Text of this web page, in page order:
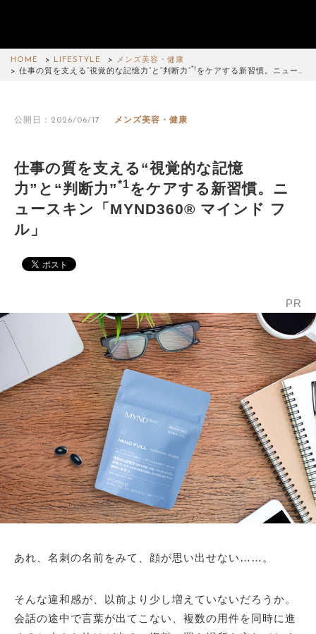
HOME LIFESTYLE
メンズ美容・健康
仕事の質を支える“視覚的な記憶力”と“判断力”
*1 をケアする新習慣。ニュー…
公開日：2026/06/17 メンズ美容・健康
仕事の質を支える“視覚的な記憶
力”と“判断力”*1をケアする新習慣。ニ
ュースキン「MYND360® マインド フ
ル」
PR
あれ、名刺の名前をみて、顔が思い出せない……。
そんな違和感が、以前より少し増えていないだろうか。
会話の途中で言葉が出てこない、複数の用件を同時に進